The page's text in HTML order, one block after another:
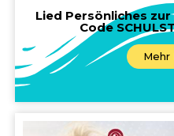
Lied Persönliches
Code
Mehr